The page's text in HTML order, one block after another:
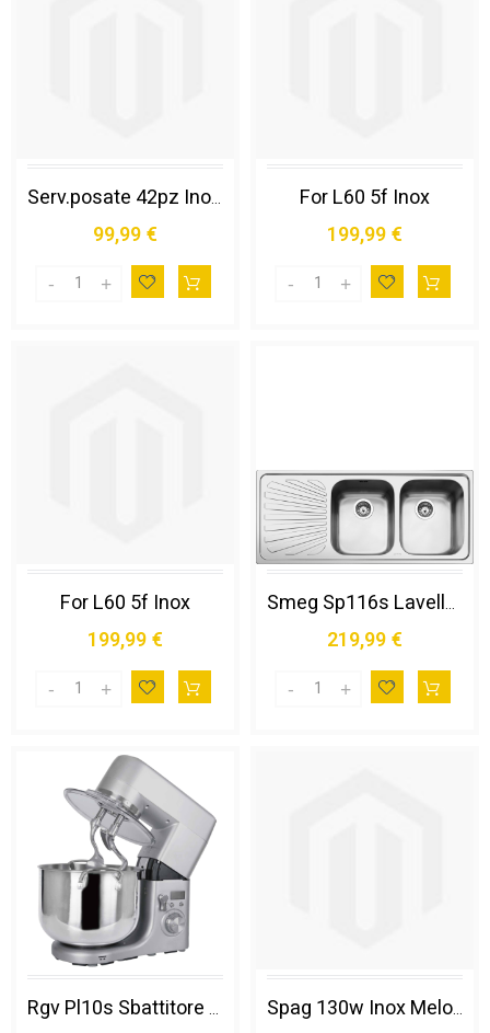
Serv.posate 42pz Inox*sambonet
99,99 €
For L60 5f Inox
199,99 €
For L60 5f Inox
199,99 €
Smeg Sp116s Lavello Lavello Montato su Piano Rettangolare Acciaio Inox
219,99 €
Rgv Pl10s Sbattitore con Base 1500 W Acciaio Inox Spag 130w Inox Melograno/agrum